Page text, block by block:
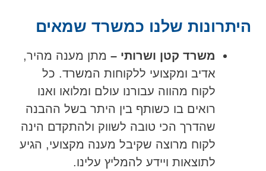
היתרונות שלנו כמשרד שמאים
משרד קטן ושרותי – מתן מענה מהיר,
אדיב ומקצועי ללקוחות המשרד. כל
לקוח מהווה עבורנו עולם ומלואו ואנו
רואים בו כשותף בין היתר בשל ההבנה
שהדרך הכי טובה לשווק ולהתקדם הינה
לקוח מרוצה שקיבל מענה מקצועי, הגיע
לתוצאות ויידע להמליץ עלינו.